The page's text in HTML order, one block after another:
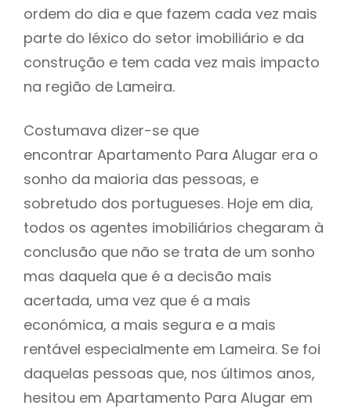
ordem do dia e que fazem cada vez mais
parte do léxico do setor imobiliário e da
construção e tem cada vez mais impacto
na região de Lameira.
Costumava dizer-se que
encontrar Apartamento Para Alugar era o
sonho da maioria das pessoas, e
sobretudo dos portugueses. Hoje em dia,
todos os agentes imobiliários chegaram à
conclusão que não se trata de um sonho
mas daquela que é a decisão mais
acertada, uma vez que é a mais
económica, a mais segura e a mais
rentável especialmente em Lameira. Se foi
daquelas pessoas que, nos últimos anos,
hesitou em Apartamento Para Alugar em